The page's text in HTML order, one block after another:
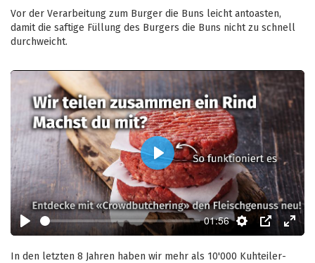
Vor der Verarbeitung zum Burger die Buns leicht antoasten,
damit die saftige Füllung des Burgers die Buns nicht zu schnell
durchweicht.
Play
01:56
Settings
PIP Enter
Play
In den letzten 8 Jahren haben wir mehr als 10'000 Kuhteiler-